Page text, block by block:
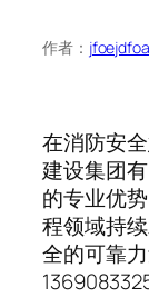
作者：
在消防安
建设集团
的专业优
程领域持
全的可靠